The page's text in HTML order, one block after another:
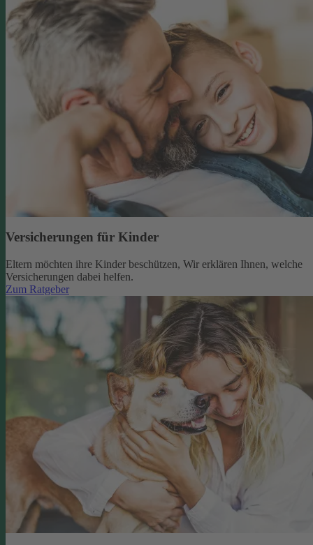
Versicherungen für Kinder
Eltern möchten ihre Kinder beschützen, Wir erklären Ihnen, welche
Versicherungen dabei helfen.
Zum Ratgeber